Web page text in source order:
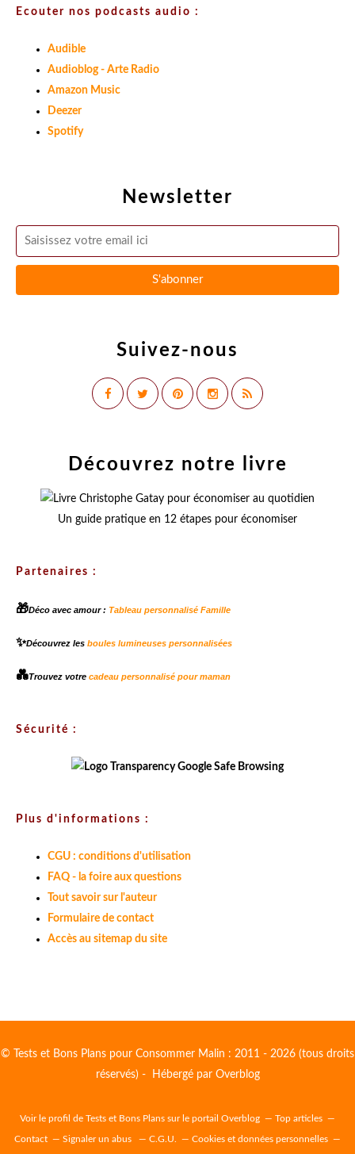
Newsletter
Suivez-nous
Ecouter nos podcasts audio :
Audible
Audioblog - Arte Radio
Amazon Music
Deezer
Spotify
Découvrez notre livre
Un guide pratique en 12 étapes pour économiser
Partenaires :
🎁Déco avec amour : Tableau personnalisé Famille
✨Découvrez les boules lumineuses personnalisées
💑Trouvez votre cadeau personnalisé pour maman
Sécurité :
Plus d'informations :
CGU : conditions d'utilisation
FAQ - la foire aux questions
Tout savoir sur l'auteur
Formulaire de contact
Accès au sitemap du site
© Tests et Bons Plans pour Consommer Malin : 2011 - 2026 (tous droits
réservés) - Hébergé par Overblog
Voir le profil de Tests et Bons Plans sur le portail Overblog Top articles
Contact Signaler un abus C.G.U. Cookies et données personnelles